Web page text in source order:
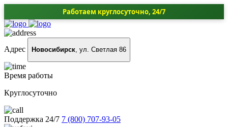
Работаем круглосуточно, 24/7
Адрес Новосибирск, ул. Светлая 86
Время работы
Круглосуточно
Поддержка 24/7 7 (800) 707-93-05